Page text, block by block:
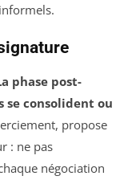
phase post-
se consolident ou
propose
: ne pas
négociation